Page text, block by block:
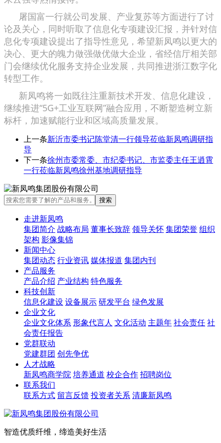
屠国富一行就公司发展、产业复苏等方面进行了讨
论及关心，同时听取了信息化专项建设汇报，并针对信
息化专项建设提出了指导性意见，希望新凤鸣以更大的
决心、更大的魄力做强做优做大企业，省经信厅相关部
门会继续优化服务支持企业发展，共同推进浙江数字化
转型工作。
新凤鸣将一如既往注重新技术开发、信息化建设，
继续推进“5G+工业互联网”融合应用，不断塑造树立新
标杆，加速赋能行业和区域高质量发展。
上一条新沂市委书记陈堂清一行领导莅临新凤鸣调研指
导
下一条徐州市委常委、市纪委书记、市监委主任王逍霄
一行莅临新凤鸣徐州基地调研指导
走进新凤鸣
集团简介 战略布局 董事长致辞 领导关怀 集团荣誉 组织
架构 影像集锦
新闻中心
集团动态 行业资讯 媒体报道 集团内刊
产品服务
产品介绍 产业结构 特色服务
科技创新
信息化建设 设备展示 研发平台 绿色发展
企业文化
企业文化体系 形象代言人 文化活动 主题年 社会责任 社
会责任报告
党群联动
党建群团 创先争优
人才战略
新凤鸣商学院 培养通道 校企合作 招聘岗位
联系我们
联系方式 留言反馈 投资者关系 清廉新凤鸣
智造优质纤维，缔造美好生活